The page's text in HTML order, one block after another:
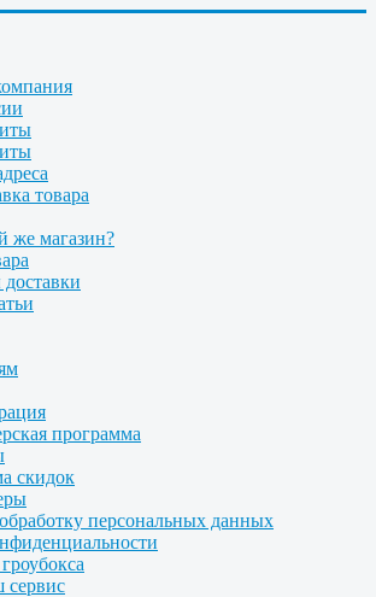
товара
же магазин?
программа
скидок
персональных данных
сервис